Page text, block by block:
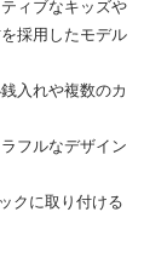
ィブなキッズや
採用したモデル
入れや複数のカ
フルなデザイン
クに取り付ける